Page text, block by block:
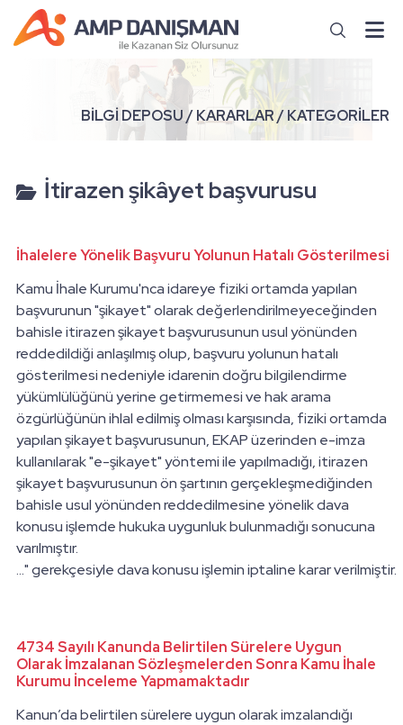
BİLGİ DEPOSU / KARARLAR / KATEGORİLER
İtirazen şikâyet başvurusu
İhalelere Yönelik Başvuru Yolunun Hatalı Gösterilmesi
Kamu İhale Kurumu'nca idareye fiziki ortamda yapılan
başvurunun "şikayet" olarak değerlendirilmeyeceğinden
bahisle itirazen şikayet başvurusunun usul yönünden
reddedildiği anlaşılmış olup, başvuru yolunun hatalı
gösterilmesi nedeniyle idarenin doğru bilgilendirme
yükümlülüğünü yerine getirmemesi ve hak arama
özgürlüğünün ihlal edilmiş olması karşısında, fiziki ortamda
yapılan şikayet başvurusunun, EKAP üzerinden e-imza
kullanılarak "e-şikayet" yöntemi ile yapılmadığı, itirazen
şikayet başvurusunun ön şartının gerçekleşmediğinden
bahisle usul yönünden reddedilmesine yönelik dava
konusu işlemde hukuka uygunluk bulunmadığı sonucuna
varılmıştır.
…" gerekçesiyle dava konusu işlemin iptaline karar verilmiştir.
4734 Sayılı Kanunda Belirtilen Sürelere Uygun
Olarak İmzalanan Sözleşmelerden Sonra Kamu İhale
Kurumu İnceleme Yapmamaktadır
Kanun’da belirtilen sürelere uygun olarak imzalandığı